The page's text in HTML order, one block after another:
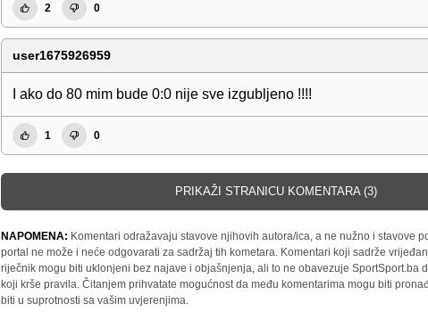
2 0
user1675926959
I ako do 80 mim bude 0:0 nije sve izgubljeno !!!!
1 0
PRIKAŽI STRANICU KOMENTARA (3)
NAPOMENA: Komentari odražavaju stavove njihovih autora/ica, a ne nužno i stavove
portal ne može i neće odgovarati za sadržaj tih kometara. Komentari koji sadrže
riječnik mogu biti uklonjeni bez najave i objašnjenja, ali to ne obavezuje SportSport.ba
koji krše pravila. Čitanjem prihvatate mogućnost da među komentarima mogu biti
biti u suprotnosti sa vašim uvjerenjima.